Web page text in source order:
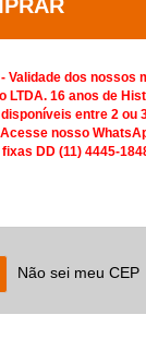
dos nossos
LTDA. 16 anos de
entre 2 ou
nosso
DD (11) 4445-
Não sei meu CEP